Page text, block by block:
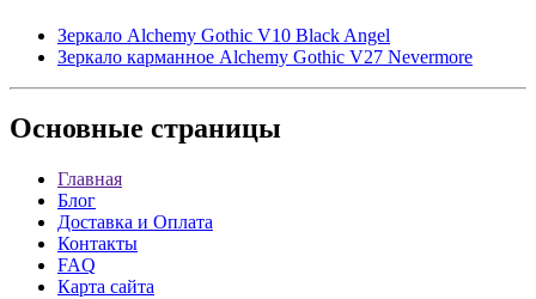
Зеркало Alchemy Gothic V10 Black Angel
Зеркало карманное Alchemy Gothic V27 Nevermore
Основные страницы
Главная
Блог
Доставка и Оплата
Контакты
FAQ
Карта сайта